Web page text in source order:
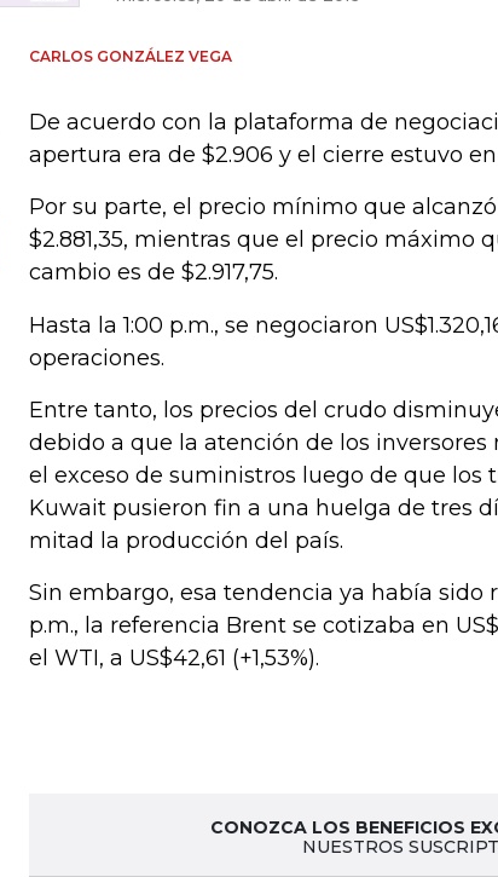
CARLOS GONZÁLEZ VEGA
De acuerdo con la plataforma de
apertura era de $2.906 y el cierre estuvo en
Por su parte, el precio mínimo que
$2.881,35, mientras que el precio máximo
cambio es de $2.917,75.
Hasta la 1:00 p.m., se negociaron
operaciones.
Entre tanto, los precios del crudo
debido a que la atención de los
el exceso de suministros luego de que los
Kuwait pusieron fin a una huelga de tres
mitad la producción del país.
Sin embargo, esa tendencia ya había sido
p.m., la referencia Brent se cotizaba en
el WTI, a US$42,61 (+1,53%).
CONOZCA LOS BENEFICIOS
NUESTROS